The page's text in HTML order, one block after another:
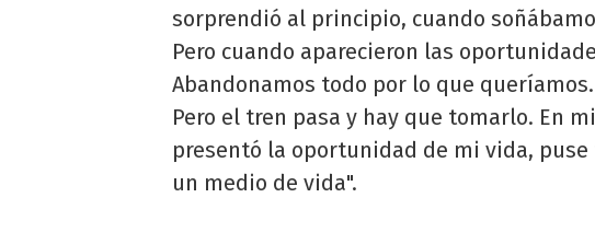
sorprendió al principio, cuando
Pero cuando aparecieron las
Abandonamos todo por lo que
Pero el tren pasa y hay que tomarlo. En
presentó la oportunidad de mi vida,
un medio de vida".